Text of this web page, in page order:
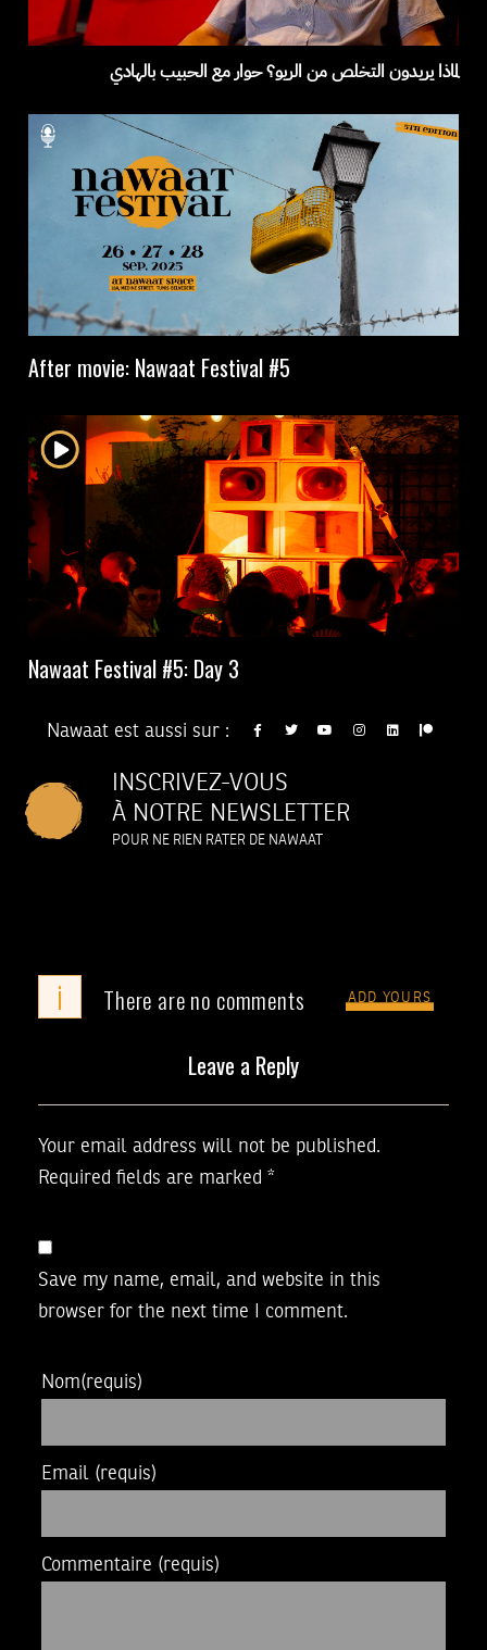
لماذا يريدون التخلص من الريو؟ حوار مع الحبيب بالهادي
After movie: Nawaat Festival #5
Nawaat Festival #5: Day 3
Nawaat est aussi sur :
INSCRIVEZ-VOUS
À NOTRE NEWSLETTER
POUR NE RIEN RATER DE NAWAAT
i There are no comments ADD YOURS
Leave a Reply
Your email address will not be published.
Required fields are marked *
Save my name, email, and website in this
browser for the next time I comment.
Nom(requis)
Email (requis)
Commentaire (requis)